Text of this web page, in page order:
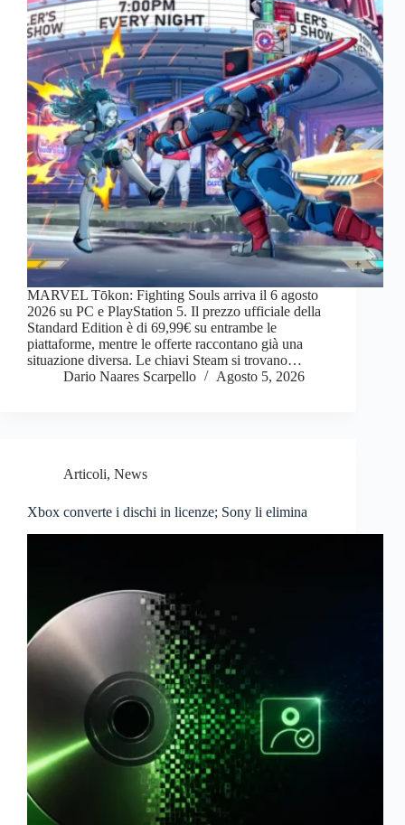
MARVEL Tōkon: Fighting Souls arriva il 6 agosto
2026 su PC e PlayStation 5. Il prezzo ufficiale della
Standard Edition è di 69,99€ su entrambe le
piattaforme, mentre le offerte raccontano già una
situazione diversa. Le chiavi Steam si trovano…
Dario Naares Scarpello
Agosto 5, 2026
Articoli, News
Xbox converte i dischi in licenze; Sony li elimina